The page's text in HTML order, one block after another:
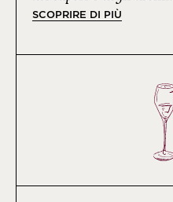
SCOPRIRE DI PIÙ